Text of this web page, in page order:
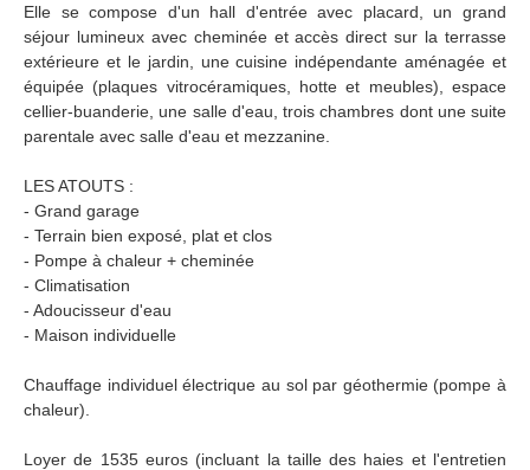
Elle se compose d'un hall d'entrée avec placard, un grand
séjour lumineux avec cheminée et accès direct sur la terrasse
extérieure et le jardin, une cuisine indépendante aménagée et
équipée (plaques vitrocéramiques, hotte et meubles), espace
cellier-buanderie, une salle d'eau, trois chambres dont une suite
parentale avec salle d'eau et mezzanine.
LES ATOUTS :
- Grand garage
- Terrain bien exposé, plat et clos
- Pompe à chaleur + cheminée
- Climatisation
- Adoucisseur d'eau
- Maison individuelle
Chauffage individuel électrique au sol par géothermie (pompe à
chaleur).
Loyer de 1535 euros (incluant la taille des haies et l'entretien